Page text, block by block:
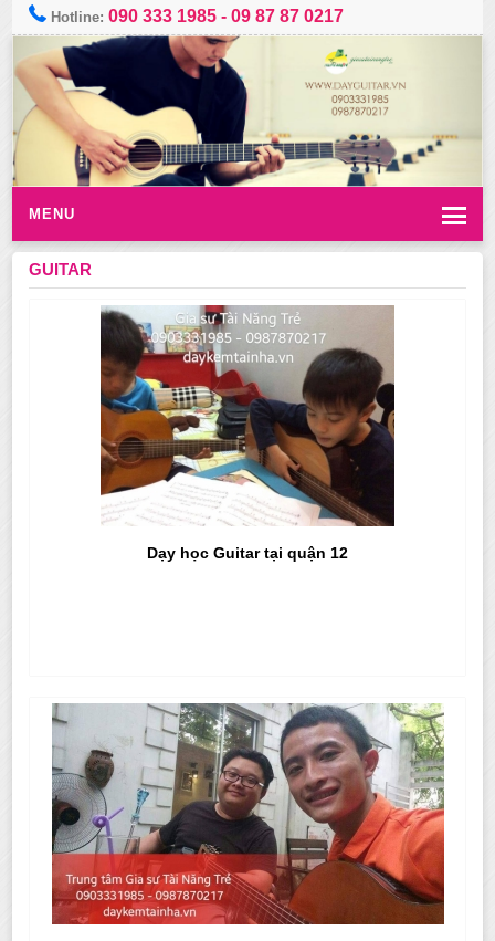
Hotline:090 333 1985 -09 87 87 0217
MENU
GUITAR
Dạy học Guitar tại quận 12